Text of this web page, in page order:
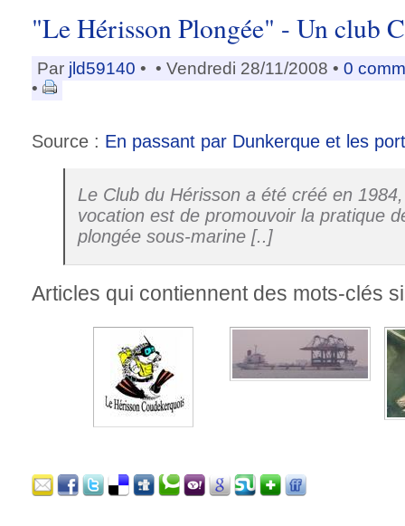
"Le Hérisson Plongée" - Un club
Par jld59140 • • Vendredi 28/11/2008 • 0
•
Source : En passant par Dunkerque et les
Le Club du Hérisson a été créé en
vocation est de promouvoir la pratique
plongée sous-marine [..]
Articles qui contiennent des mots-clés